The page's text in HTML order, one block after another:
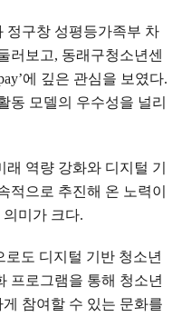
정구창 성평등가족부 차
러보고, 동래구청소년센
에 깊은 관심을 보였다.
동 모델의 우수성을 널리
역량 강화와 디지털 기
적으로 추진해 온 노력이
미가 크다.
로도 디지털 기반 청소년
프로그램을 통해 청소년
참여할 수 있는 문화를